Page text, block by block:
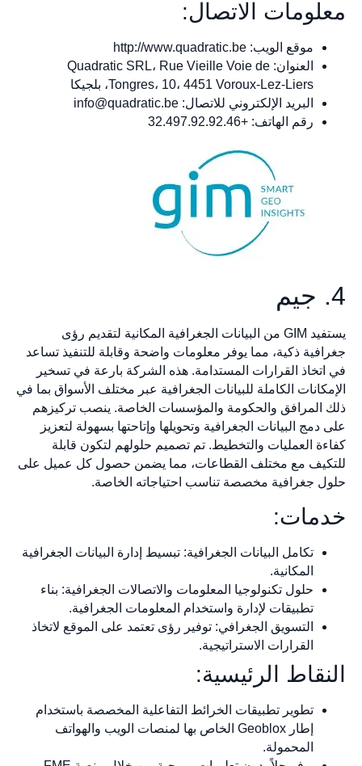
معلومات الاتصال:
موقع الويب: http://www.quadratic.be
العنوان: Quadratic SRL، Rue Vieille Voie de
Tongres، 10، 4451 Voroux-Lez-Liers، بلجيكا
البريد الإلكتروني للاتصال: info@quadratic.be
رقم الهاتف: +32.497.92.92.46
4. جيم
يستفيد GIM من البيانات الجغرافية المكانية لتقديم رؤى
جغرافية ذكية، مما يوفر معلومات واضحة وقابلة للتنفيذ تساعد
في اتخاذ القرارات المستدامة. هذه الشركة بارعة في تسخير
الإمكانات الكاملة للبيانات الجغرافية عبر مختلف الأسواق بما في
ذلك المرافق والحكومة والمؤسسات الخاصة. ينصب تركيزهم
على دمج البيانات الجغرافية وتحويلها وإتاحتها بسهولة لتعزيز
كفاءة العمليات والتخطيط. تم تصميم حلولهم لتكون قابلة
للتكيف مع مختلف القطاعات، مما يضمن حصول كل عميل على
حلول جغرافية مخصصة تناسب احتياجاته الخاصة.
خدمات:
تكامل البيانات الجغرافية: تبسيط إدارة البيانات الجغرافية
المكانية.
حلول تكنولوجيا المعلومات والاتصالات الجغرافية: بناء
تطبيقات لإدارة واستخدام المعلومات الجغرافية.
التسويق الجغرافي: توفير رؤى تعتمد على الموقع لاتخاذ
القرارات الاستراتيجية.
النقاط الرئيسية:
تطوير تطبيقات الخرائط التفاعلية المخصصة باستخدام
إطار Geoblox الخاص بها لمنصات الويب والهواتف
المحمولة.